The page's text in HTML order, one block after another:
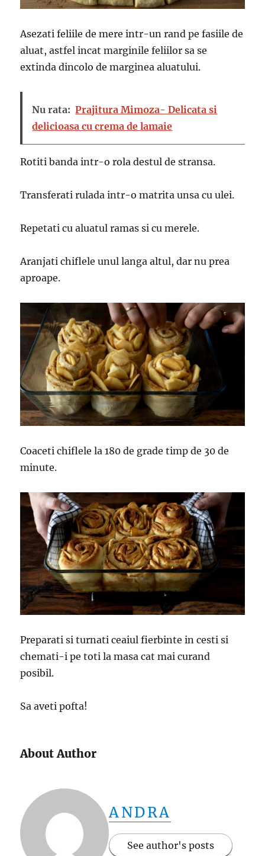
Asezati feliile de mere intr-un rand pe fasiile de
aluat, astfel incat marginile feliilor sa se
extinda dincolo de marginea aluatului.
Nu rata: Prajitura Mimoza- Delicata si
delicioasa cu crema de lamaie
Rotiti banda intr-o rola destul de stransa.
Transferati rulada intr-o matrita unsa cu ulei.
Repetati cu aluatul ramas si cu merele.
Aranjati chiflele unul langa altul, dar nu prea
aproape.
Coaceti chiflele la 180 de grade timp de 30 de
minute.
Preparati si turnati ceaiul fierbinte in cesti si
chemati-i pe toti la masa cat mai curand
posibil.
Sa aveti pofta!
About Author
ANDRA
See author's posts